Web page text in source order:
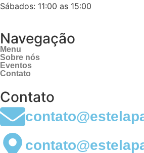
Sábados: 11:00 as 15:00
Navegação
Menu
Sobre nós
Eventos
Contato
Contato